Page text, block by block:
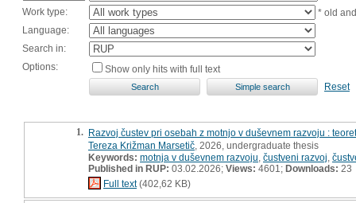
Work type:
* old
Language:
Search in:
Options:
Show only hits with full text
Reset
1. Razvoj čustev pri osebah z motnjo v duševnem razvoju :
Tereza Križman Marsetič , 2026, undergraduate thesis
Keywords: motnja v duševnem razvoju čustveni razvoj
Published in RUP: 03.02.2026; Views: 4601; Downloads: 23
Full text(402,62 KB)